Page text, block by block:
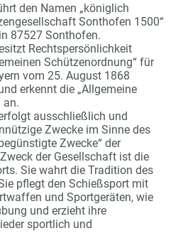
den Namen „königlich
Sonthofen 1500“
87527 Sonthofen.
Rechtspersönlichkeit
Schützenordnung“ für
vom 25. August 1868
erkennt die „Allgemeine
an.
ausschließlich und
Zwecke im Sinne des
Zwecke“ der
der Gesellschaft ist die
Sie wahrt die Tradition des
pflegt den Schießsport mit
und Sportgeräten, wie
und erzieht ihre
sportlich und